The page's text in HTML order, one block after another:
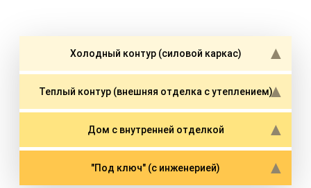
Холодный контур (силовой каркас)
Теплый контур (внешняя отделка с утеплением)
Дом с внутренней отделкой
"Под ключ" (с инженерией)